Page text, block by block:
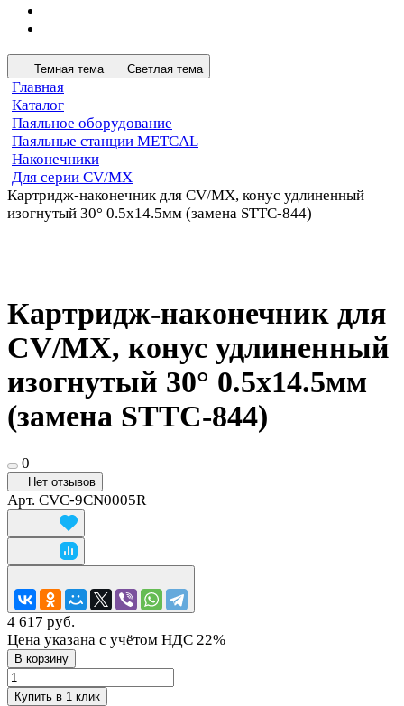
Темная тема Светлая тема
Главная
Каталог
Паяльное оборудование
Паяльные станции METCAL
Наконечники
Для серии CV/MX
Картридж-наконечник для СV/MX, конус удлиненный
изогнутый 30° 0.5х14.5мм (замена STTC-844)
Картридж-наконечник для
СV/MX, конус удлиненный
изогнутый 30° 0.5х14.5мм
(замена STTC-844)
0
Нет отзывов
Арт. CVC-9CN0005R
4 617 руб.
Цена указана с учётом НДС 22%
В корзину
Купить в 1 клик